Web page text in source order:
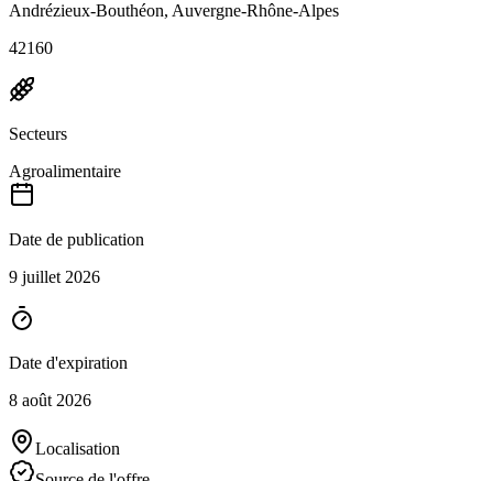
Andrézieux-Bouthéon, Auvergne-Rhône-Alpes
42160
Secteurs
Agroalimentaire
Date de publication
9 juillet 2026
Date d'expiration
8 août 2026
Localisation